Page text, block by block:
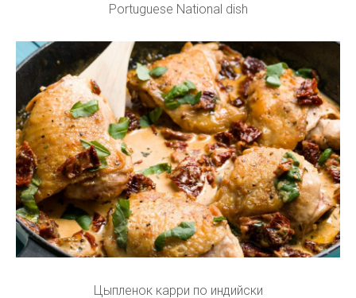
Portuguese National dish
Цыпленок карри по индийски